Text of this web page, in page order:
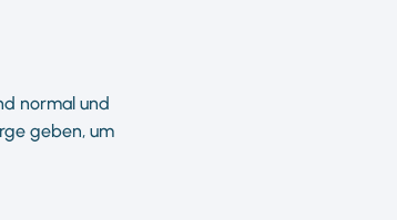
normal und
geben, um